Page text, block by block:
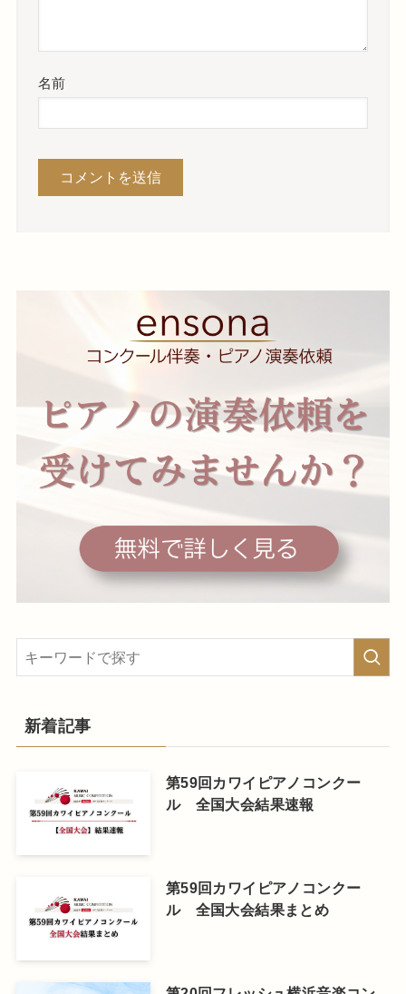
名前
新着記事
第59回カワイピアノコンクー
ル 全国大会結果速報
第59回カワイピアノコンクー
ル 全国大会結果まとめ